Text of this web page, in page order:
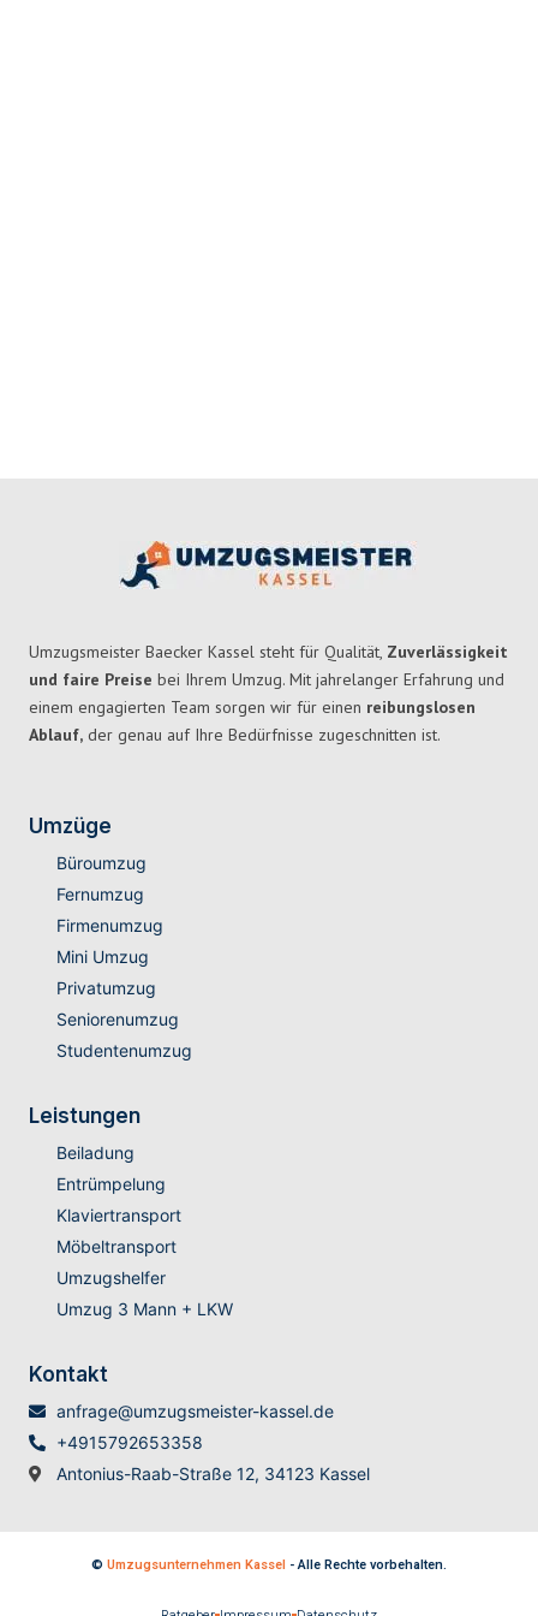
Umzugsmeister Baecker Kassel steht für Qualität, Zuverlässigkeit
und faire Preise bei Ihrem Umzug. Mit jahrelanger Erfahrung und
einem engagierten Team sorgen wir für einen reibungslosen
Ablauf, der genau auf Ihre Bedürfnisse zugeschnitten ist.
Umzüge
Büroumzug
Fernumzug
Firmenumzug
Mini Umzug
Privatumzug
Seniorenumzug
Studentenumzug
Leistungen
Beiladung
Entrümpelung
Klaviertransport
Möbeltransport
Umzugshelfer
Umzug 3 Mann + LKW
Kontakt
anfrage@umzugsmeister-kassel.de
+4915792653358
Antonius-Raab-Straße 12, 34123 Kassel
© Umzugsunternehmen Kassel - Alle Rechte vorbehalten.